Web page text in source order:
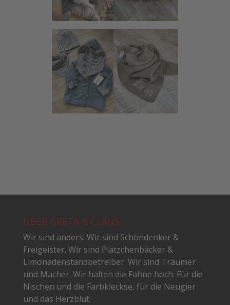
ÜBER GRETA & CLAUS
Wir sind anders. Wir sind Schöndenker &
Freigeister. Wir sind Plätzchenbäcker &
Limonadenstandbetreiber. Wir sind Träumer
und Macher. Wir halten die Fahne hoch. Für die
Nischen und die Farbkleckse, für die Neugier
und das Herzblut.